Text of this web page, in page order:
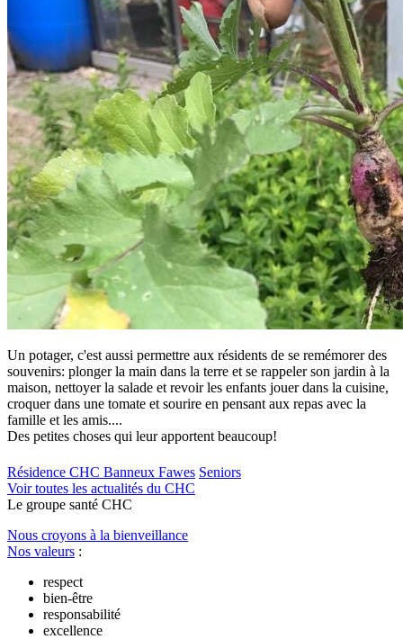
Un potager, c'est aussi permettre aux résidents de se remémorer des
souvenirs: plonger la main dans la terre et se rappeler son jardin à la
maison, nettoyer la salade et revoir les enfants jouer dans la cuisine,
croquer dans une tomate et sourire en pensant aux repas avec la
famille et les amis....
Des petites choses qui leur apportent beaucoup!
Résidence CHC Banneux Fawes Seniors
Voir toutes les actualités du CHC
Le groupe santé CHC
Nous croyons à la bienveillance
Nos valeurs :
respect
bien-être
responsabilité
excellence